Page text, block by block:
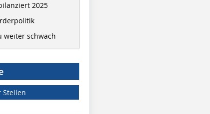
2025
weiter schwach
Stellen